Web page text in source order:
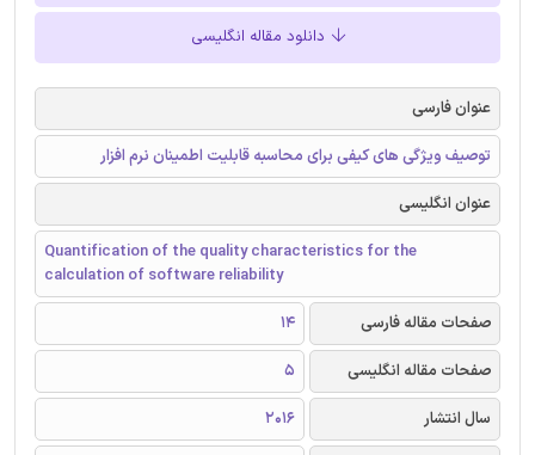
دانلود مقاله انگلیسی
عنوان فارسی
توصیف ویژگی های کیفی برای محاسبه قابلیت اطمینان نرم افزار
عنوان انگلیسی
Quantification of the quality characteristics for the
calculation of software reliability
صفحات مقاله فارسی
14
صفحات مقاله انگلیسی
5
سال انتشار
2016